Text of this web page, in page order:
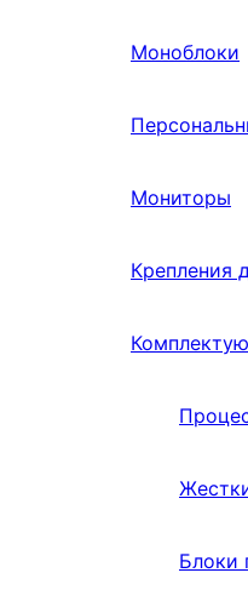
Моноблоки
Мониторы
Крепления
Блоки